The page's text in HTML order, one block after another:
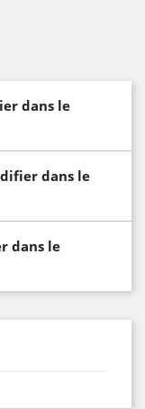
dans le
dans le
dans le